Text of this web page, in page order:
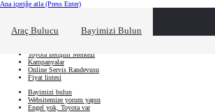
Ana içeriğe atla (Press Enter)
Araç Bulucu Bayimizi Bulun
Ne aramıştınız? Hızlı erişim alanını kapatmak için tıklayın
Toyota İletişim Merkezi
Kampanyalar
Online Servis Randevusu
Fiyat listesi
Bayimizi bulun
Websitemize yorum yapın
Engel yok, Toyota var